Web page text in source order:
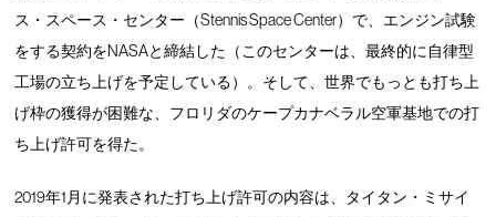
ス・スペース・センター（Stennis Space Center）で、エンジン試験
をする契約をNASAと締結した（このセンターは、最終的に自律型
工場の立ち上げを予定している）。そして、世界でもっとも打ち上
げ枠の獲得が困難な、フロリダのケープカナベラル空軍基地での打
ち上げ許可を得た。
2019年1月に発表された打ち上げ許可の内容は、タイタン・ミサイ